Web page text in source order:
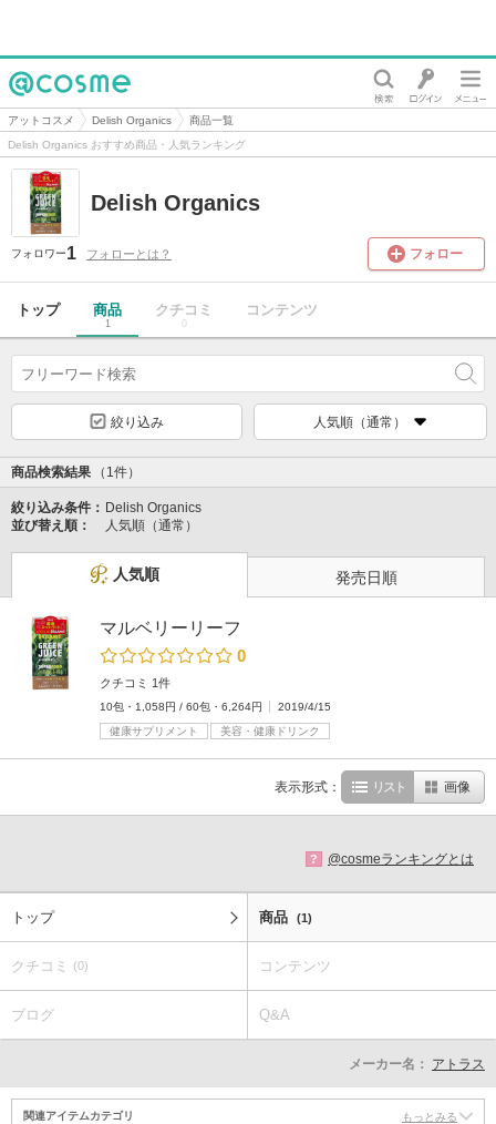
@cosme
アットコスメ Delish Organics
商品一覧
Delish Organics おすすめ商品・人気ランキング
Delish Organics
フォロワー1 フォローとは？ フォロー
トップ 商品
1
クチコミ
0
コンテンツ
絞り込み 人気順（通常）
商品検索結果 （1件）
絞り込み条件： Delish Organics
並び替え順：
人気順（通常）
人気順 発売日順
マルベリーリーフ
0
クチコミ 1件
10包・1,058円 / 60包・6,264円
2019/4/15
健康サプリメント
美容・健康ドリンク
表示形式： リスト 画像
? @cosmeランキングとは
トップ 商品 (1)
クチコミ (0) コンテンツ
ブログ Q&A
メーカー名： アトラス
関連アイテムカテゴリ もっとみる